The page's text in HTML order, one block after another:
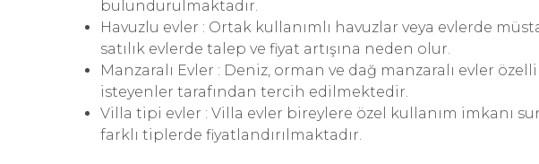
bulundurulmaktadır.
Havuzlu evler : Ortak kullanımlı havuzlar veya evlerde
satılık evlerde talep ve fiyat artışına neden olur.
Manzaralı Evler : Deniz, orman ve dağ manzaralı evler
isteyenler tarafından tercih edilmektedir.
Villa tipi evler : Villa evler bireylere özel kullanım imkanı
farklı tiplerde fiyatlandırılmaktadır.